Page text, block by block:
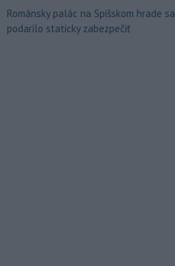
Románsky palác na Spišskom hrade sa
podarilo staticky zabezpečiť